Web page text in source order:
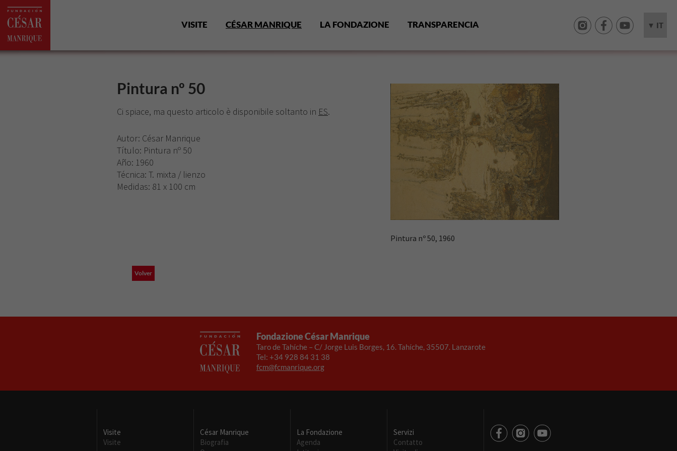
VISITE CÉSAR MANRIQUE LA FONDAZIONE TRANSPARENCIA ▼ IT
Pintura nº 50
Ci spiace, ma questo articolo è disponibile soltanto in ES.
Autor: César Manrique
Título: Pintura nº 50
Año: 1960
Técnica: T. mixta / lienzo
Medidas: 81 x 100 cm
Pintura nº 50, 1960
Volver
Fondazione César Manrique
Taro de Tahíche – C/ Jorge Luis Borges, 16. Tahíche, 35507. Lanzarote
Tel: +34 928 84 31 38
fcm@fcmanrique.org
Visite
Visite
César Manrique
Biografia
La Fondazione
Agenda
Servizi
Contatto